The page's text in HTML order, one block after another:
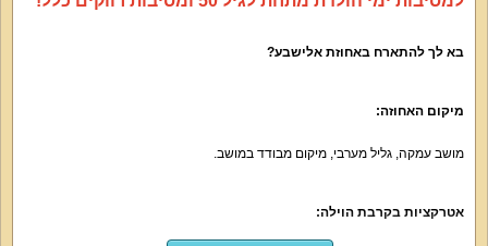
בא לך להתארח באחוזת אלישבע?
מיקום האחוזה:
מושב עמקה, גליל מערבי, מיקום מבודד במושב.
אטרקציות בקרבת הוילה: